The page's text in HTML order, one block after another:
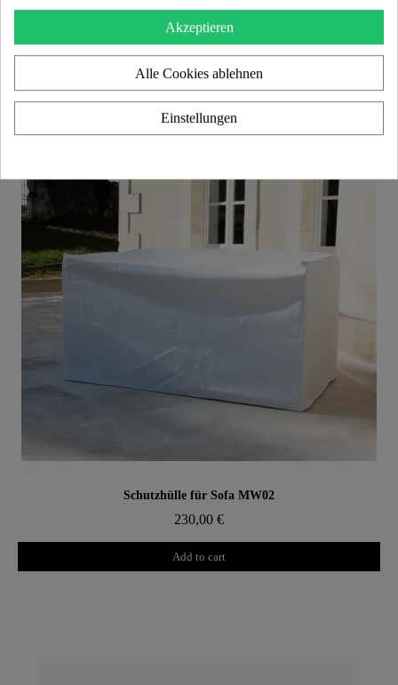
Aperçu rapide Design Couchtisch XL MW – Glasplatte, Zylinder aus Schaumstoff mit Wabenstruktur
2.800,00 €
Add to cart
Aperçu rapide
Schutzhülle für Sofa MW02
230,00 €
Add to cart
Akzeptieren
Alle Cookies ablehnen
Einstellungen